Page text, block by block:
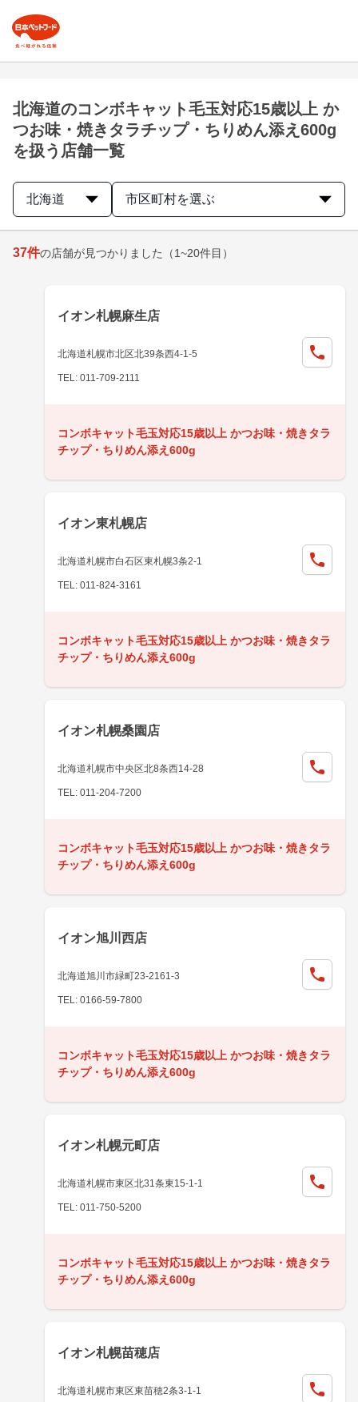
北海道のコンボキャット毛玉対応15歳以上 か
つお味・焼きタラチップ・ちりめん添え600g
を扱う店舗一覧
北海道 市区町村を選ぶ
37件の店舗が見つかりました （1~20件目）
イオン札幌麻生店
北海道札幌市北区北39条西4-1-5
TEL: 011-709-2111
コンボキャット毛玉対応15歳以上 かつお味・焼きタラ
チップ・ちりめん添え600g
イオン東札幌店
北海道札幌市白石区東札幌3条2-1
TEL: 011-824-3161
コンボキャット毛玉対応15歳以上 かつお味・焼きタラ
チップ・ちりめん添え600g
イオン札幌桑園店
北海道札幌市中央区北8条西14-28
TEL: 011-204-7200
コンボキャット毛玉対応15歳以上 かつお味・焼きタラ
チップ・ちりめん添え600g
イオン旭川西店
北海道旭川市緑町23-2161-3
TEL: 0166-59-7800
コンボキャット毛玉対応15歳以上 かつお味・焼きタラ
チップ・ちりめん添え600g
イオン札幌元町店
北海道札幌市東区北31条東15-1-1
TEL: 011-750-5200
コンボキャット毛玉対応15歳以上 かつお味・焼きタラ
チップ・ちりめん添え600g
イオン札幌苗穂店
北海道札幌市東区東苗穂2条3-1-1